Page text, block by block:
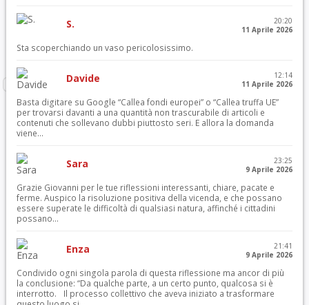
S.
20:20
11 Aprile 2026
Sta scoperchiando un vaso pericolosissimo.
Davide
12:14
11 Aprile 2026
Basta digitare su Google “Callea fondi europei” o “Callea truffa UE”
per trovarsi davanti a una quantità non trascurabile di articoli e
contenuti che sollevano dubbi piuttosto seri. E allora la domanda
viene...
Sara
23:25
9 Aprile 2026
Grazie Giovanni per le tue riflessioni interessanti, chiare, pacate e
ferme. Auspico la risoluzione positiva della vicenda, e che possano
essere superate le difficoltà di qualsiasi natura, affinché i cittadini
possano...
Enza
21:41
9 Aprile 2026
Condivido ogni singola parola di questa riflessione ma ancor di più
la conclusione: “Da qualche parte, a un certo punto, qualcosa si è
interrotto. Il processo collettivo che aveva iniziato a trasformare